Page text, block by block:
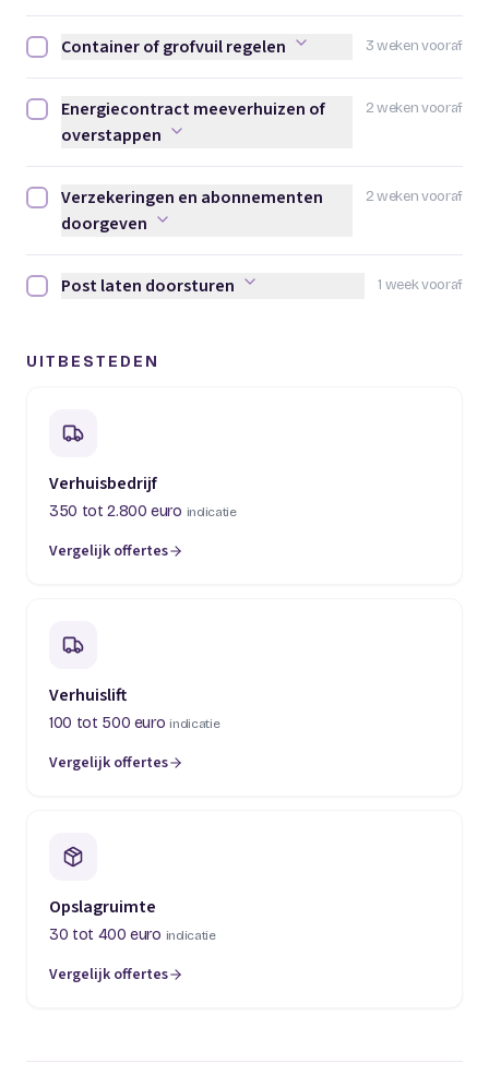
3 weken vooraf
Container of grofvuil regelen afvinken
Container of grofvuil regelen
2 weken vooraf
Energiecontract meeverhuizen of overstappen afvinken
Energiecontract meeverhuizen of
overstappen
2 weken vooraf
Verzekeringen en abonnementen doorgeven afvinken
Verzekeringen en abonnementen
doorgeven
1 week vooraf
Post laten doorsturen afvinken
Post laten doorsturen
UITBESTEDEN
Verhuisbedrijf
350 tot 2.800 euro indicatie
Vergelijk offertes
(opent in een nieuw tabblad)
Verhuislift
100 tot 500 euro indicatie
Vergelijk offertes
(opent in een nieuw tabblad)
Opslagruimte
30 tot 400 euro indicatie
Vergelijk offertes
(opent in een nieuw tabblad)